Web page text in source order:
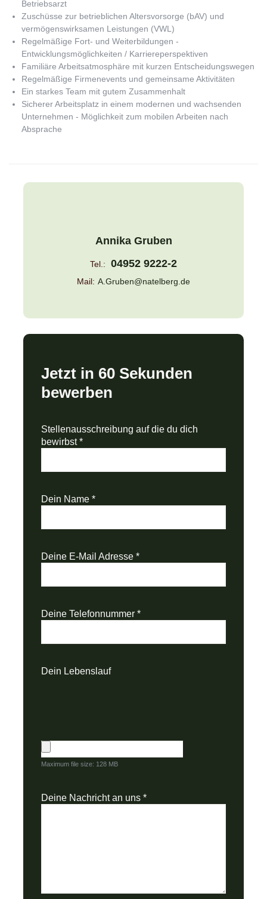
Betriebsarzt
Zuschüsse zur betrieblichen Altersvorsorge (bAV) und
vermögenswirksamen Leistungen (VWL)
Regelmäßige Fort- und Weiterbildungen -
Entwicklungsmöglichkeiten / Karriereperspektiven
Familiäre Arbeitsatmosphäre mit kurzen Entscheidungswegen
Regelmäßige Firmenevents und gemeinsame Aktivitäten
Ein starkes Team mit gutem Zusammenhalt
Sicherer Arbeitsplatz in einem modernen und wachsenden
Unternehmen - Möglichkeit zum mobilen Arbeiten nach
Absprache
Annika Gruben
Tel.: 04952 9222-2
Mail: A.Gruben@natelberg.de
Jetzt in 60 Sekunden
bewerben
Stellenausschreibung auf die du dich
bewirbst*
Dein Name *
Deine E-Mail Adresse *
Deine Telefonnummer *
Dein Lebenslauf
Maximum file size: 128 MB
Deine Nachricht an uns *